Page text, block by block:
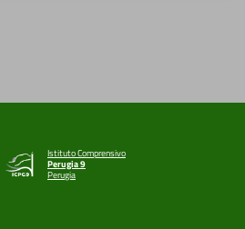
Istituto Comprensivo
Perugia 9
Perugia